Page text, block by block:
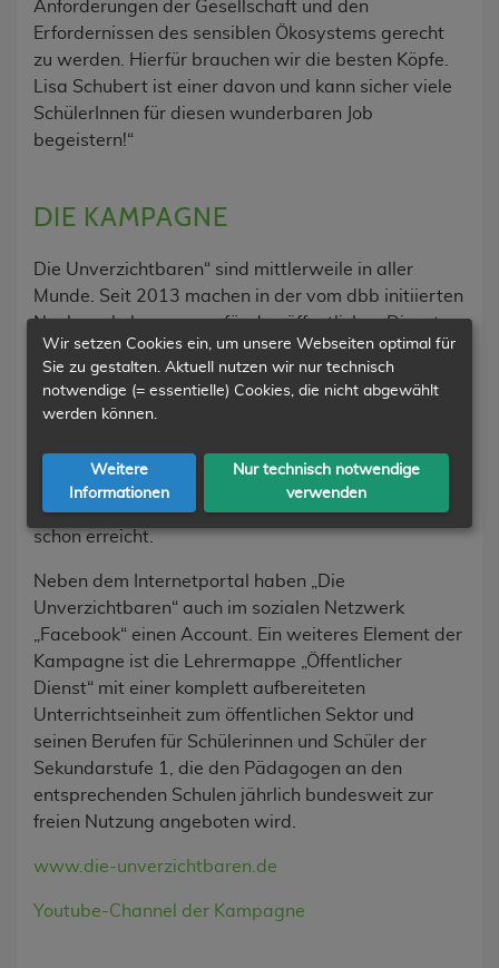
Anforderungen der Gesellschaft und den
Erfordernissen des sensiblen Ökosystems gerecht
zu werden. Hierfür brauchen wir die besten Köpfe.
Lisa Schubert ist einer davon und kann sicher viele
SchülerInnen für diesen wunderbaren Job
begeistern!“
DIE KAMPAGNE
Die Unverzichtbaren“ sind mittlerweile in aller
Munde. Seit 2013 machen in der vom dbb initiierten
Nachwuchskampagne für den öffentlichen Dienst
junge Beamte und Arbeitnehmer an tausenden
Schulen der Sekundarstufe 1 auf Plakaten und
Postkarten sowie im Internet Werbung für den
Arbeitgeber Deutschlands. Mehr als 10 Millionen
Kontakte hat die von Politik, Arbeitgebern und
Verbänden hochgelobte Kampagne inzwischen
schon erreicht.
Neben dem Internetportal haben „Die
Unverzichtbaren“ auch im sozialen Netzwerk
„Facebook“ einen Account. Ein weiteres Element der
Kampagne ist die Lehrermappe „Öffentlicher
Dienst“ mit einer komplett aufbereiteten
Unterrichtseinheit zum öffentlichen Sektor und
seinen Berufen für Schülerinnen und Schüler der
Sekundarstufe 1, die den Pädagogen an den
entsprechenden Schulen jährlich bundesweit zur
freien Nutzung angeboten wird.
www.die-unverzichtbaren.de
Youtube-Channel der Kampagne
Wir setzen Cookies ein, um unsere Webseiten optimal für
Sie zu gestalten. Aktuell nutzen wir nur technisch
notwendige (= essentielle) Cookies, die nicht abgewählt
werden können.
Weitere
Informationen
Nur technisch notwendige
verwenden